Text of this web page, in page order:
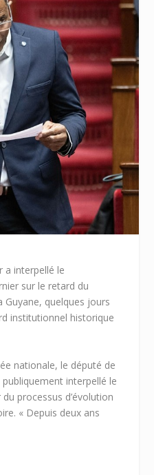
a interpellé le
sur le retard du
Guyane, quelques jours
institutionnel historique
nationale, le député de
interpellé le
processus d’évolution
« Depuis deux ans